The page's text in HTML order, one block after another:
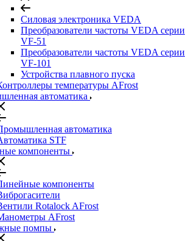
Силовая электроника VEDA
Преобразователи частоты VEDA серии
VF-51
Преобразователи частоты VEDA серии
VF-101
Устройства плавного пуска
температуры AFrost
автоматика
автоматика
STF
компоненты
компоненты
Rotalock AFrost
AFrost
помпы